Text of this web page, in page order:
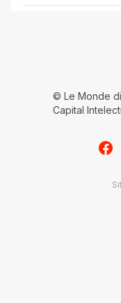
© Le Monde
Capital